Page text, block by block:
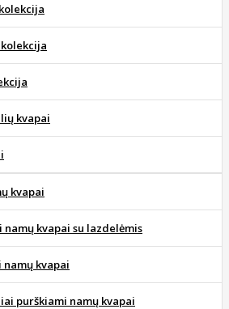
kvapai
kvapai
namų kvapai su lazdelėmis
namų kvapai
purškiami namų kvapai